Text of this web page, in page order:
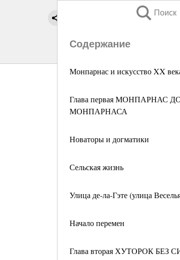
Поиск
Содержание
Монпарнас и искусство XX
Глава первая МОНПАРНАС
МОНПАРНАСА
Новаторы и догматики
Сельская жизнь
Улица де-ла-Гэте (улица
Начало перемен
Глава вторая ХУТОРОК БЕЗ